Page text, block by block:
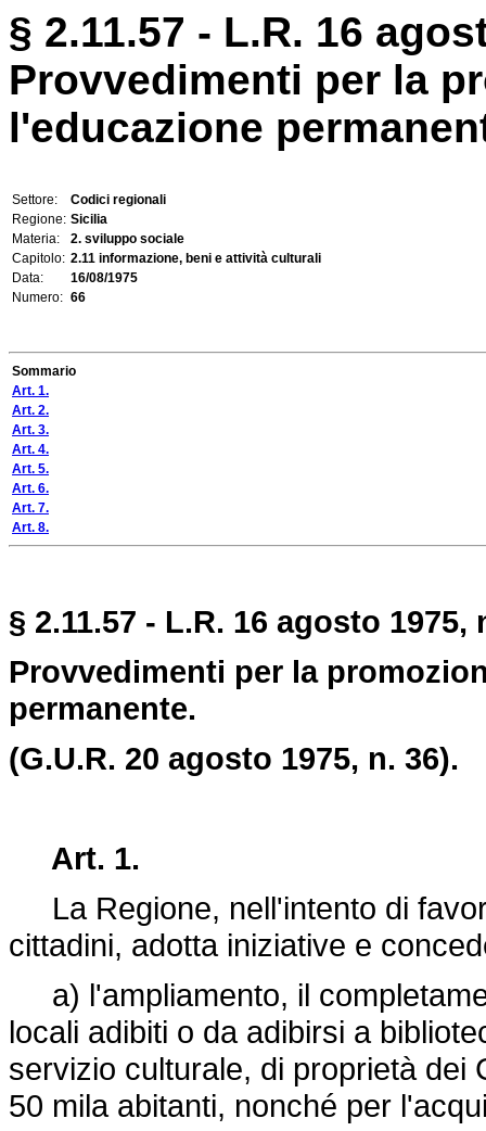
§ 2.11.57 - L.R. 16
Provvedimenti per la
l'educazione
Settore:
Codici regionali
Regione: Sicilia
Materia:
2. sviluppo sociale
Capitolo: 2.11 informazione, beni e attività culturali
Data:
16/08/1975
Numero: 66
Sommario
Art. 1.
Art. 2.
Art. 3.
Art. 4.
Art. 5.
Art. 6.
Art. 7.
Art. 8.
§ 2.11.57 - L.R. 16 agosto 1975,
Provvedimenti per la
permanente.
(G.U.R. 20 agosto 1975, n. 36).
Art. 1.
La Regione, nell'intento di
cittadini, adotta iniziative e
a) l'ampliamento, il
locali adibiti o da adibirsi a
servizio culturale, di proprietà dei
50 mila abitanti, nonché per